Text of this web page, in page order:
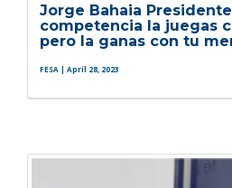
Jorge Bahaia Presidente
competencia la juegas
pero la ganas con tu
FESA | April 28, 2023